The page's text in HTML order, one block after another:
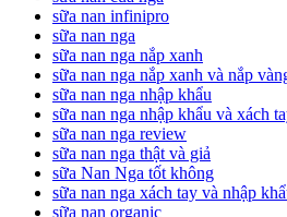
sữa nan infinipro
sữa nan nga
sữa nan nga nắp xanh
sữa nan nga nắp xanh và nắp
sữa nan nga nhập khẩu
sữa nan nga nhập khẩu và xách
sữa nan nga review
sữa nan nga thật và giả
sữa Nan Nga tốt không
sữa nan nga xách tay và nhập
sữa nan organic